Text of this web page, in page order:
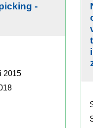
-
2015